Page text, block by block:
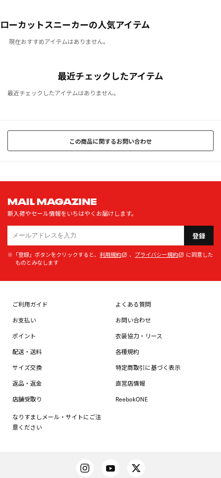
ローカットスニーカーの人気アイテム
現在おすすめアイテムはありません。
最近チェックしたアイテム
最近チェックしたアイテムはありません。
この商品に関するお問い合わせ
MAIL MAGAZINE
新入荷やセール情報をいちはやくお届けします。
登録
※「登録」ボタンをクリックすると、 利用規約 、 プライバシー規約
に同意した
ものとみなします
ご利用ガイド
お支払い
ポイント
配送・送料
サイズ交換
返品・返金
店舗受取り
なりすましメール・サイトにご注
意ください
よくある質問
お問い合わせ
衣装協力・リース
各種規約
特定商取引に基づく表示
直営店情報
ReebokONE